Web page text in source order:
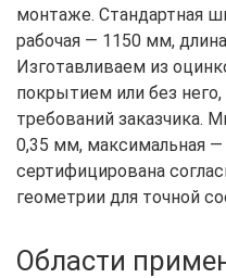
монтаже. Стандартная
рабочая — 1150 мм,
Изготавливаем из
покрытием или без
требований заказчика.
0,35 мм, максимальная
сертифицирована
геометрии для точной
Области